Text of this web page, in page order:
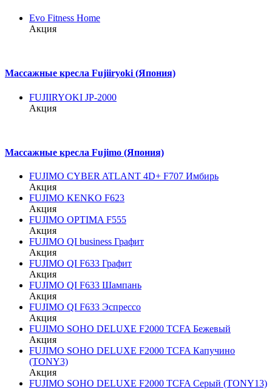
Evo Fitness Home
Акция
Массажные кресла Fujiiryoki (Япония)
FUJIIRYOKI JP-2000
Акция
Массажные кресла Fujimo (Япония)
FUJIMO CYBER ATLANT 4D+ F707 Имбирь
Акция
FUJIMO KENKO F623
Акция
FUJIMO OPTIMA F555
Акция
FUJIMO QI business Графит
Акция
FUJIMO QI F633 Графит
Акция
FUJIMO QI F633 Шампань
Акция
FUJIMO QI F633 Эспрессо
Акция
FUJIMO SOHO DELUXE F2000 TCFA Бежевый
Акция
FUJIMO SOHO DELUXE F2000 TCFA Капучино
(TONY3)
Акция
FUJIMO SOHO DELUXE F2000 TCFA Серый (TONY13)